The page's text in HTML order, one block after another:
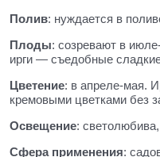
Полив: нуждается в
Плоды: созревают в
ирги — съедобные
Цветение: в апреле-мая.
кремовыми цветками без
Освещение:
Сфера применения: